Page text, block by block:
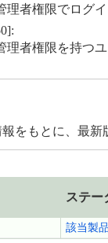
理者権限でログ
理者権限を持つ
をもとに、最新
ステー
該当製